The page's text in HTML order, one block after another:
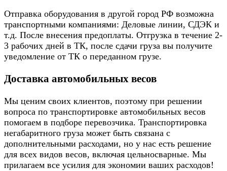
Отправка оборудования в другой город РФ возможна
транспортными компаниями: Деловые линии, СДЭК и
т.д. После внесения предоплаты. Отгрузка в течение 2-
3 рабочих дней в ТК, после сдачи груза вы получите
уведомление от ТК о переданном грузе.
Доставка автомобильных весов
Мы ценим своих клиентов, поэтому при решении
вопроса по транспортировке автомобильных весов
помогаем в подборе перевозчика. Транспортировка
негабаритного груза может быть связана с
дополнительными расходами, но у нас есть решение
для всех видов весов, включая цельносварные. Мы
прилагаем все усилия для экономии ваших расходов!